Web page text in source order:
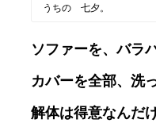
うちの 七夕。
ソファーを、バラ
カバーを全部、洗
解体は得意なんだけ